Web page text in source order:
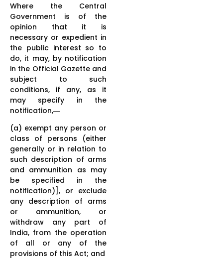
Where the Central
Government is of the
opinion that it is
necessary or expedient in
the public interest so to
do, it may, by notification
in the Official Gazette and
subject to such
conditions, if any, as it
may specify in the
notification,―
(a) exempt any person or
class of persons (either
generally or in relation to
such description of arms
and ammunition as may
be specified in the
notification)], or exclude
any description of arms
or ammunition, or
withdraw any part of
India, from the operation
of all or any of the
provisions of this Act; and